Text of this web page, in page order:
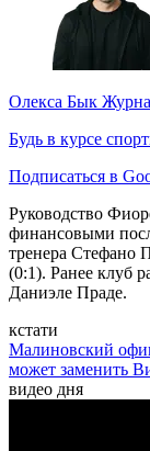
Олекса Бык
Будь в курсе
Подписаться в
Руководство
финансовыми
тренера Стефано
(0:1). Ранее клуб
Даниэле Праде.
кстати
Малиновский
может заменить
видео дня